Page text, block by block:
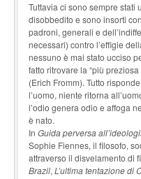
Tuttavia ci sono sempre stati
disobbedito e sono insorti
padroni, generali e
necessari) contro l’effigie
nessuno è mai stato ucciso
fatto ritrovare la “più
(Erich Fromm). Tutto
l’uomo, niente ritorna
l’odio genera odio e affoga
è nato.
In Guida perversa
Sophie Fiennes, il filosofo,
attraverso il disvelamento di
Brazil, L’ultima tentazione di